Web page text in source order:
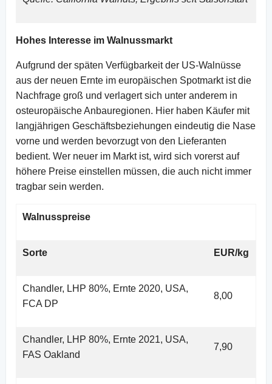
Hohes Interesse im Walnussmarkt
Aufgrund der späten Verfügbarkeit der US-Walnüsse
aus der neuen Ernte im europäischen Spotmarkt ist die
Nachfrage groß und verlagert sich unter anderem in
osteuropäische Anbauregionen. Hier haben Käufer mit
langjährigen Geschäftsbeziehungen eindeutig die Nase
vorne und werden bevorzugt von den Lieferanten
bedient. Wer neuer im Markt ist, wird sich vorerst auf
höhere Preise einstellen müssen, die auch nicht immer
tragbar sein werden.
Walnusspreise
Sorte EUR/kg
Chandler, LHP 80%, Ernte 2020, USA,
FCA DP
8,00
Chandler, LHP 80%, Ernte 2021, USA,
FAS Oakland
7,90